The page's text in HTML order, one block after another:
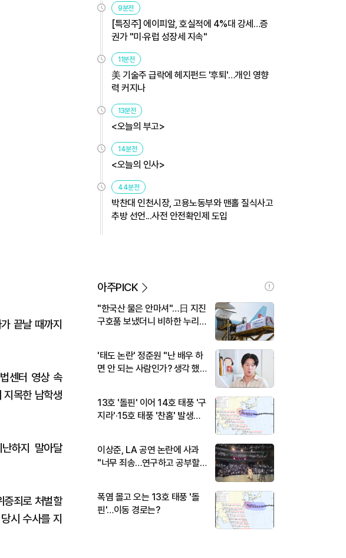
끝날 때까지
센터 영상 속
지목한 남학생
하지 말아달
증죄로 처벌할
시 수사를 지
9분전
[특징주] 에이피알, 호실적에 4%대 강세…증
권가 "미·유럽 성장세 지속"
11분전
美 기술주 급락에 헤지펀드 '후퇴'…개인 영향
력 커지나
13분전
<오늘의 부고>
14분전
<오늘의 인사>
44분전
박찬대 인천시장, 고용노동부와 맨홀 질식사고
추방 선언...사전 안전확인제 도입
아주PICK
"한국산 물은 안마셔"…日 지진
구호품 보냈더니 비하한 누리
'태도 논란' 정준원 "난 배우 하
면 안 되는 사람인가? 생각 했
13호 '돌핀' 이어 14호 태풍 '구
지라'·15호 태풍 '찬홈' 발생…
이상준, LA 공연 논란에 사과
"너무 죄송…연구하고 공부할
폭염 몰고 오는 13호 태풍 '돌
핀'…이동 경로는?